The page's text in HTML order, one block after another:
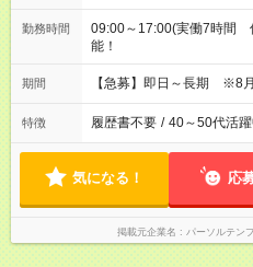
勤務時間
09:00～17:00(実働7時間
能！
期間 【急募】即日～長期 ※8
特徴 履歴書不要 / 40～50代活
気になる！ 応
掲載元企業名 パーソルテン